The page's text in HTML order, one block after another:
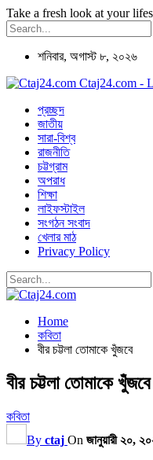
Take a fresh look at your
শনিবার, অগাস্ট ৮, ২০২৬
Ctaj24.com -
প্রচ্ছদ
জাতীয়
সারা-বিশ্ব
রাজনীতি
চট্টগ্রাম
অপরাধ
শিক্ষা
লাইফস্টাইল
সংগঠন সংবাদ
খেলার মাঠ
Privacy Policy
Home
কবিতা
বীর চট্টলা তোমাকে খুঁজবে
বীর চট্টলা তোমাকে খুঁজবে
কবিতা
By ctaj On জানুয়ারী ২০,